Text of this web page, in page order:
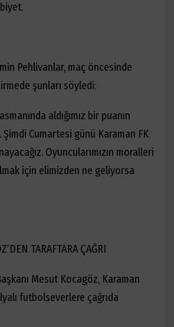
Pehlivanlar, maç öncesinde
şunları söyledi:
aldığımız bir puanın
Cumartesi günü Karaman FK
Oyuncularımızın moralleri
için elimizden ne geliyorsa
TARAFTARA ÇAĞRI
Mesut Kocagöz, Karaman
futbolseverlere çağrıda